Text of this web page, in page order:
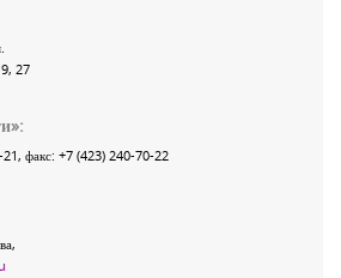
27
»:
, факс: +7 (423) 240-70-22